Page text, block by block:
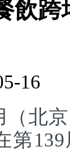
飲
16
（北
第